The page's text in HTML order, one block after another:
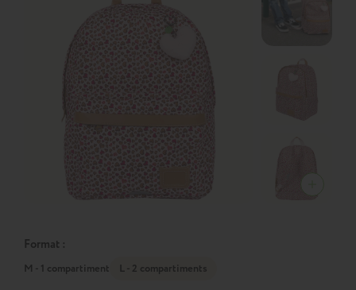
Format :
M - 1 compartiment L - 2 compartiments